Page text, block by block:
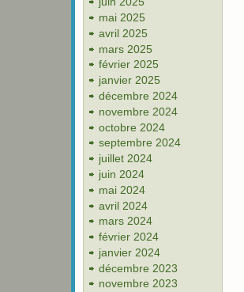
mai 2025
avril 2025
mars 2025
février 2025
janvier 2025
décembre 2024
novembre 2024
octobre 2024
septembre 2024
juillet 2024
juin 2024
mai 2024
avril 2024
mars 2024
février 2024
janvier 2024
décembre 2023
novembre 2023